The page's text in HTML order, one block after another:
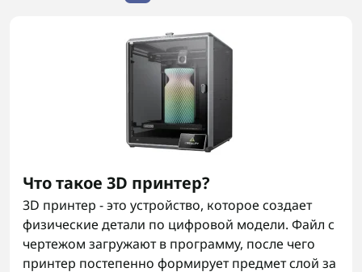
Что такое 3D принтер?
3D принтер - это устройство, которое создает
физические детали по цифровой модели. Файл с
чертежом загружают в программу, после чего
принтер постепенно формирует предмет слой за